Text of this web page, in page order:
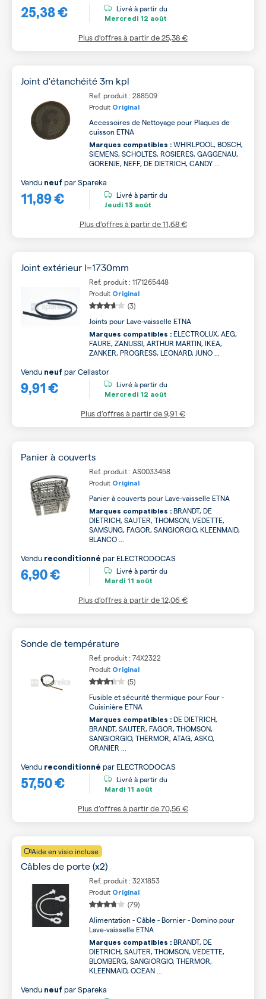
25,38 € Livré à partir du
Mercredi 12 août
Plus d’offres à partir de25,38 €
Joint d'étanchéité 3m kpl
Ref. produit : 288509
Produit Original
Accessoires de Nettoyage pour Plaques de
cuisson ETNA
Marques compatibles : WHIRLPOOL, BOSCH,
SIEMENS, SCHOLTES, ROSIERES, GAGGENAU,
GORENJE, NEFF, DE DIETRICH, CANDY ...
11,89 €
Vendu neuf parSpareka
Livré à partir du
Jeudi 13 août
Plus d’offres à partir de11,68 €
Joint extérieur l=1730mm
Ref. produit : 1171265448
Produit Original
(3)
Joints pour Lave-vaisselle ETNA
Marques compatibles : ELECTROLUX, AEG,
FAURE, ZANUSSI, ARTHUR MARTIN, IKEA,
ZANKER, PROGRESS, LEONARD, JUNO ...
9,91 €
Vendu neuf parCellastor
Livré à partir du
Mercredi 12 août
Plus d’offres à partir de9,91 €
Panier à couverts
Ref. produit : AS0033458
Produit Original
Panier à couverts pour Lave-vaisselle ETNA
Marques compatibles : BRANDT, DE
DIETRICH, SAUTER, THOMSON, VEDETTE,
SAMSUNG, FAGOR, SANGIORGIO, KLEENMAID,
BLANCO ...
6,90 €
Vendu reconditionné par ELECTRODOCAS
Livré à partir du
Mardi 11 août
Plus d’offres à partir de12,06 €
Sonde de température
Ref. produit : 74X2322
Produit Original
(5)
Fusible et sécurité thermique pour Four -
Cuisinière ETNA
Marques compatibles : DE DIETRICH,
BRANDT, SAUTER, FAGOR, THOMSON,
SANGIORGIO, THERMOR, ATAG, ASKO,
ORANIER ...
57,50 €
Vendu reconditionné par ELECTRODOCAS
Livré à partir du
Mardi 11 août
Plus d’offres à partir de70,56 €
Aide en visio incluse
Câbles de porte (x2)
Ref. produit : 32X1853
Produit Original
(79)
Alimentation - Câble - Bornier - Domino pour
Lave-vaisselle ETNA
Marques compatibles : BRANDT, DE
DIETRICH, SAUTER, THOMSON, VEDETTE,
BLOMBERG, SANGIORGIO, THERMOR,
KLEENMAID, OCEAN ...
Vendu neuf parSpareka